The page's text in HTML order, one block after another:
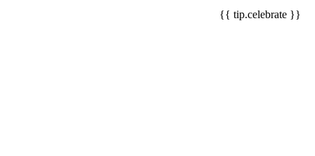
{{ tip.celebrate }}